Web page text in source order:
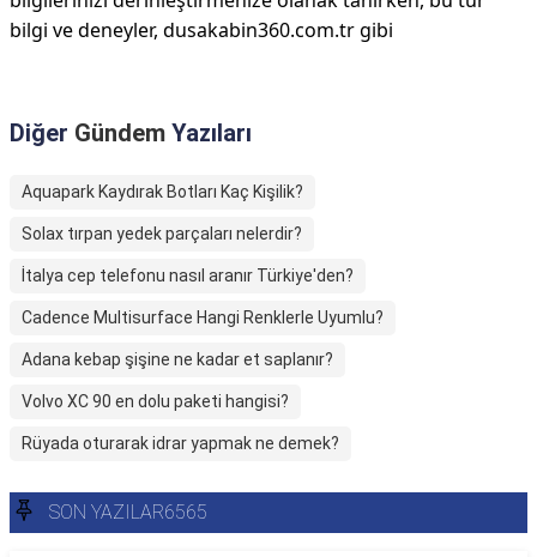
bilgi ve deneyler, dusakabin360.com.tr gibi
Diğer Gündem Yazıları
Aquapark Kaydırak Botları Kaç Kişilik?
Solax tırpan yedek parçaları nelerdir?
İtalya cep telefonu nasıl aranır Türkiye'den?
Cadence Multisurface Hangi Renklerle Uyumlu?
Adana kebap şişine ne kadar et saplanır?
Volvo XC 90 en dolu paketi hangisi?
Rüyada oturarak idrar yapmak ne demek?
SON YAZILAR6565